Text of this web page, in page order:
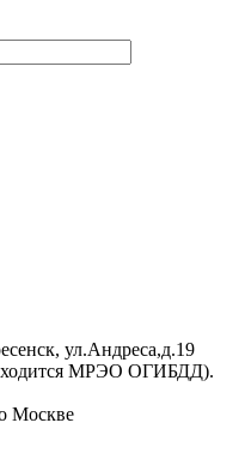
ул.Андреса,д.19
МРЭО ОГИБДД).
Москве